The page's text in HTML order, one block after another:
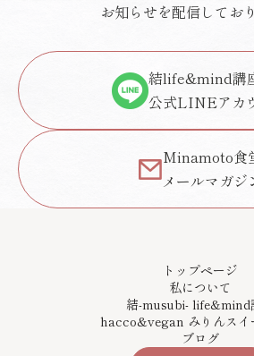
お知らせを配信してお
結life&mind講
公式LINEアカ
Minamoto食
メールマガジ
トップページ
私について
結-musubi- life&mind
hacco&vegan みりんスイ
ブログ